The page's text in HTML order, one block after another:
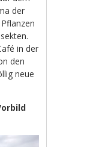
der
in der
den
neue